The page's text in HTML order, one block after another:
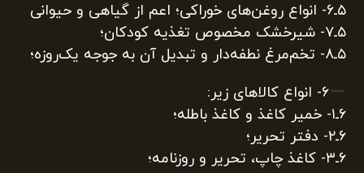
۵‌ـ۶‌- انواع روغن‌های خوراکی؛ اعم از گیاهی و حیوانی
۵‌ـ۷‌- شیرخشک مخصوص تغذیه کودکان؛
۵‌ـ۸‌- تخم‌مرغ نطفه‌دار و تبدیل آن به جوجه یک‌روزه؛
۶‌- انواع کالاهای زیر:
۶‌ـ۱‌- خمیر کاغذ و کاغذ باطله؛
۶‌ـ۲‌- دفتر تحریر؛
۶‌ـ۳‌- کاغذ چاپ، تحریر و روزنامه؛